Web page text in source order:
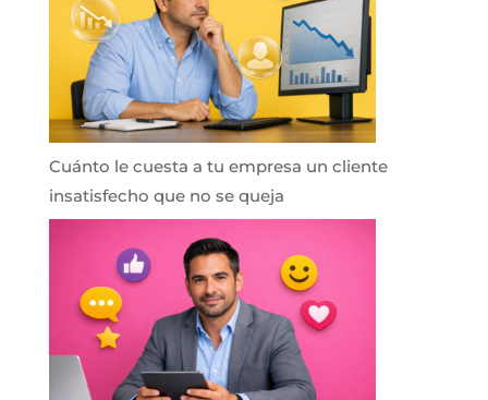
Cuánto le cuesta a tu empresa un cliente
insatisfecho que no se queja